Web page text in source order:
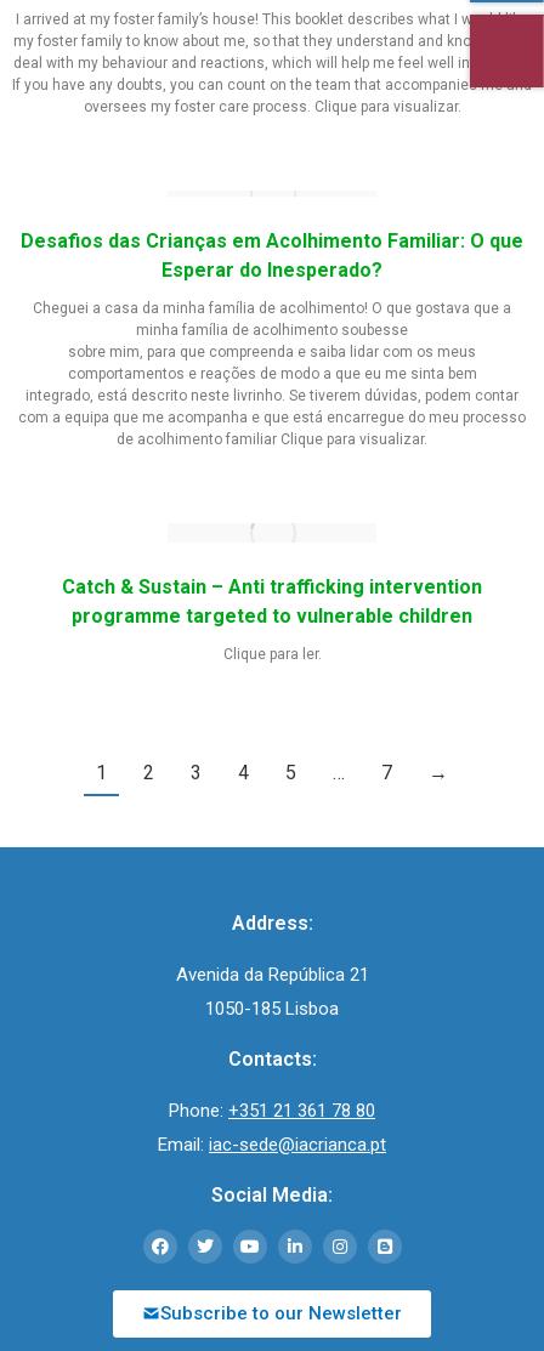
I arrived at my foster family’s house! This booklet describes what I would like
my foster family to know about me, so that they understand and know how to
deal with my behaviour and reactions, which will help me feel well integrated.
If you have any doubts, you can count on the team that accompanies me and
oversees my foster care process. Clique para visualizar.
Desafios das Crianças em Acolhimento Familiar: O que
Esperar do Inesperado?
Cheguei a casa da minha família de acolhimento! O que gostava que a
minha família de acolhimento soubesse
sobre mim, para que compreenda e saiba lidar com os meus
comportamentos e reações de modo a que eu me sinta bem
integrado, está descrito neste livrinho. Se tiverem dúvidas, podem contar
com a equipa que me acompanha e que está encarregue do meu processo
de acolhimento familiar Clique para visualizar.
Catch & Sustain – Anti trafficking intervention
programme targeted to vulnerable children
Clique para ler.
1 2 3 4 5 … 7 →
Address:
Avenida da República 21
1050-185 Lisboa
Contacts:
Phone: +351 21 361 78 80
Email: iac-sede@iacrianca.pt
Social Media:
Subscribe to our Newsletter